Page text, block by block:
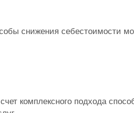
снижения себестоимости
комплексного подхода